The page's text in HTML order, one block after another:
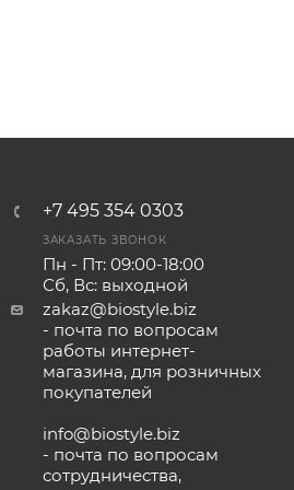
+7 495 354 0303
ЗАКАЗАТЬ ЗВОНОК
Пн - Пт: 09:00-18:00
Сб, Вс: выходной
zakaz@biostyle.biz
- почта по вопросам
работы интернет-
магазина, для розничных
покупателей
info@biostyle.biz
- почта по вопросам
сотрудничества,